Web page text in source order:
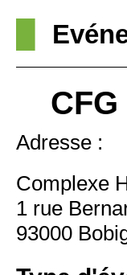
Adresse :
Complexe
1 rue
93000